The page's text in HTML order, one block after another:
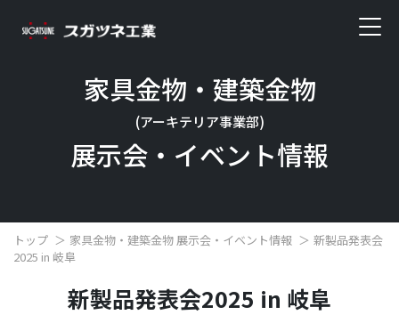
家具金物・建築金物
(アーキテリア事業部)
展示会・イベント情報
トップ 家具金物・建築金物 展示会・イベント情報
新製品発表会
2025 in 岐阜
新製品発表会2025 in 岐阜